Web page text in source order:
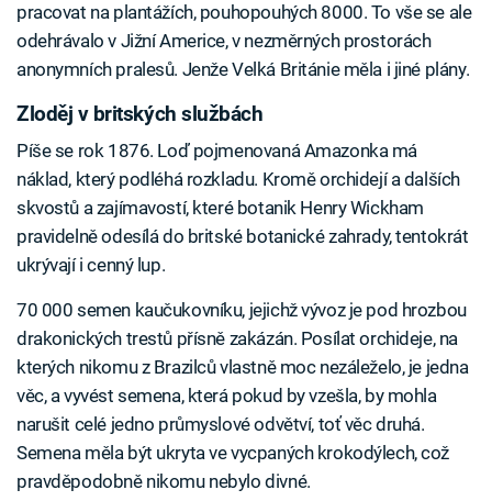
pracovat na plantážích, pouhopouhých 8000. To vše se ale
odehrávalo v Jižní Americe, v nezměrných prostorách
anonymních pralesů. Jenže Velká Británie měla i jiné plány.
Zloděj v britských službách
Píše se rok 1876. Loď pojmenovaná Amazonka má
náklad, který podléhá rozkladu. Kromě orchidejí a dalších
skvostů a zajímavostí, které botanik Henry Wickham
pravidelně odesílá do britské botanické zahrady, tentokrát
ukrývají i cenný lup.
70 000 semen kaučukovníku, jejichž vývoz je pod hrozbou
drakonických trestů přísně zakázán. Posílat orchideje, na
kterých nikomu z Brazilců vlastně moc nezáleželo, je jedna
věc, a vyvést semena, která pokud by vzešla, by mohla
narušit celé jedno průmyslové odvětví, toť věc druhá.
Semena měla být ukryta ve vycpaných krokodýlech, což
pravděpodobně nikomu nebylo divné.